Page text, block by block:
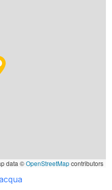
data ©OpenStreetMapcontributors